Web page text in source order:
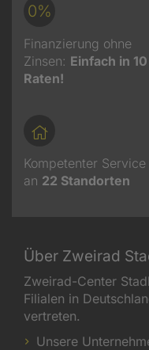
0%
Finanzierung ohne
Zinsen: Einfach in 10
Raten!
Kompetenter Service
an 22 Standorten
Über Zweirad
Zweirad-Center
Filialen in
vertreten.
Unsere